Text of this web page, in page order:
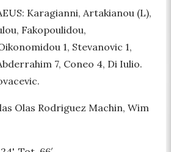
Karagianni, Artakianou (L),
Fakopoulidou,
1, Stevanovic 1,
7, Coneo 4, Di Iulio.
Olas Rodriguez Machin, Wim